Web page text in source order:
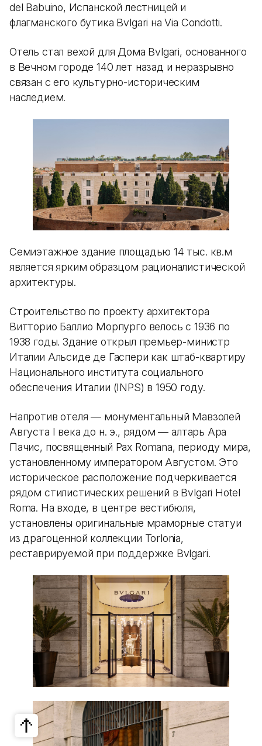
del Babuino, Испанской лестницей и
флагманского бутика Bvlgari на Via Condotti.
Отель стал вехой для Дома Bvlgari, основанного
в Вечном городе 140 лет назад и неразрывно
связан с его культурно-историческим
наследием.
Семиэтажное здание площадью 14 тыс. кв.м
является ярким образцом рационалистической
архитектуры.
Строительство по проекту архитектора
Витторио Баллио Морпурго велось с 1936 по
1938 годы. Здание открыл премьер-министр
Италии Альсиде де Гаспери как штаб-квартиру
Национального института социального
обеспечения Италии (INPS) в 1950 году.
Напротив отеля — монументальный Мавзолей
Августа I века до н. э., рядом — алтарь Ара
Пачис, посвященный Pax Romana, периоду мира,
установленному императором Августом. Это
историческое расположение подчеркивается
рядом стилистических решений в Bvlgari Hotel
Roma. На входе, в центре вестибюля,
установлены оригинальные мраморные статуи
из драгоценной коллекции Torlonia,
реставрируемой при поддержке Bvlgari.